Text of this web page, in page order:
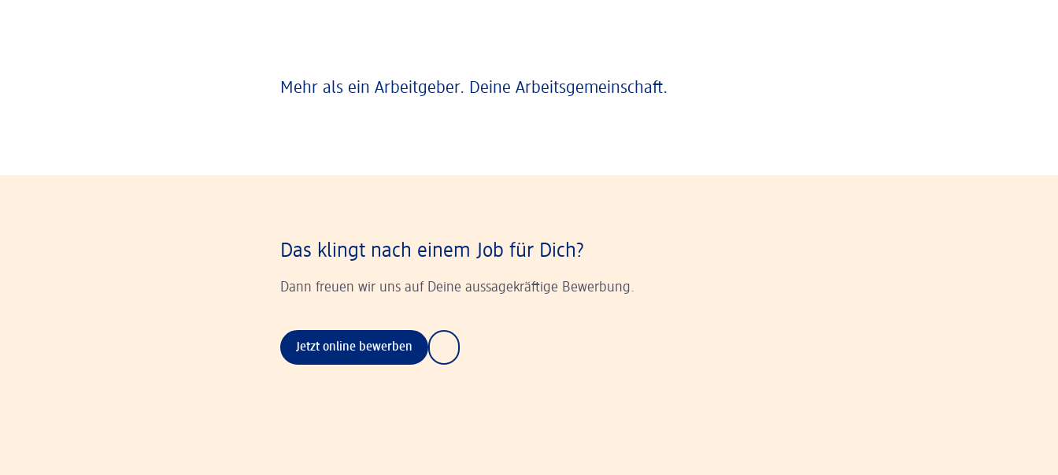
Mehr als ein Arbeitgeber. Deine Arbeitsgemeinschaft.
Das klingt nach einem Job für Dich?
Dann freuen wir uns auf Deine aussagekräftige Bewerbung.
Jetzt online bewerben